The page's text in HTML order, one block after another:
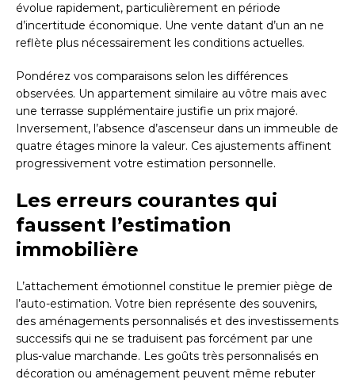
évolue rapidement, particulièrement en période
d’incertitude économique. Une vente datant d’un an ne
reflète plus nécessairement les conditions actuelles.
Pondérez vos comparaisons selon les différences
observées. Un appartement similaire au vôtre mais avec
une terrasse supplémentaire justifie un prix majoré.
Inversement, l’absence d’ascenseur dans un immeuble de
quatre étages minore la valeur. Ces ajustements affinent
progressivement votre estimation personnelle.
Les erreurs courantes qui
faussent l’estimation
immobilière
L’attachement émotionnel constitue le premier piège de
l’auto-estimation. Votre bien représente des souvenirs,
des aménagements personnalisés et des investissements
successifs qui ne se traduisent pas forcément par une
plus-value marchande. Les goûts très personnalisés en
décoration ou aménagement peuvent même rebuter